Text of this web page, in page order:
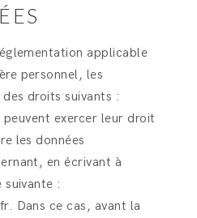
applicable
personnel, les
droits suivants :
peuvent exercer leur droit
les données
en écrivant à
suivante :
Dans ce cas, avant la